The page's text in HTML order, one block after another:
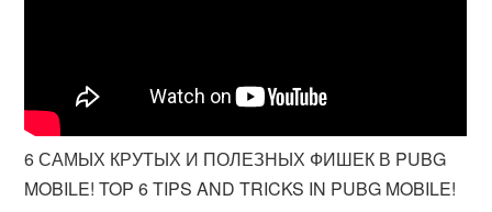
6 САМЫХ КРУТЫХ И ПОЛЕЗНЫХ ФИШЕК В PUBG
MOBILE! TOP 6 TIPS AND TRICKS IN PUBG MOBILE!